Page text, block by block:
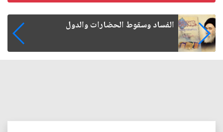
رواتب الموظفين على صفيح ساخن